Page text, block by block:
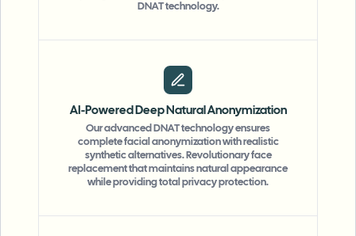
DNAT technology.
AI-Powered Deep Natural Anonymization
Our advanced DNAT technology ensures
complete facial anonymization with realistic
synthetic alternatives. Revolutionary face
replacement that maintains natural appearance
while providing total privacy protection.